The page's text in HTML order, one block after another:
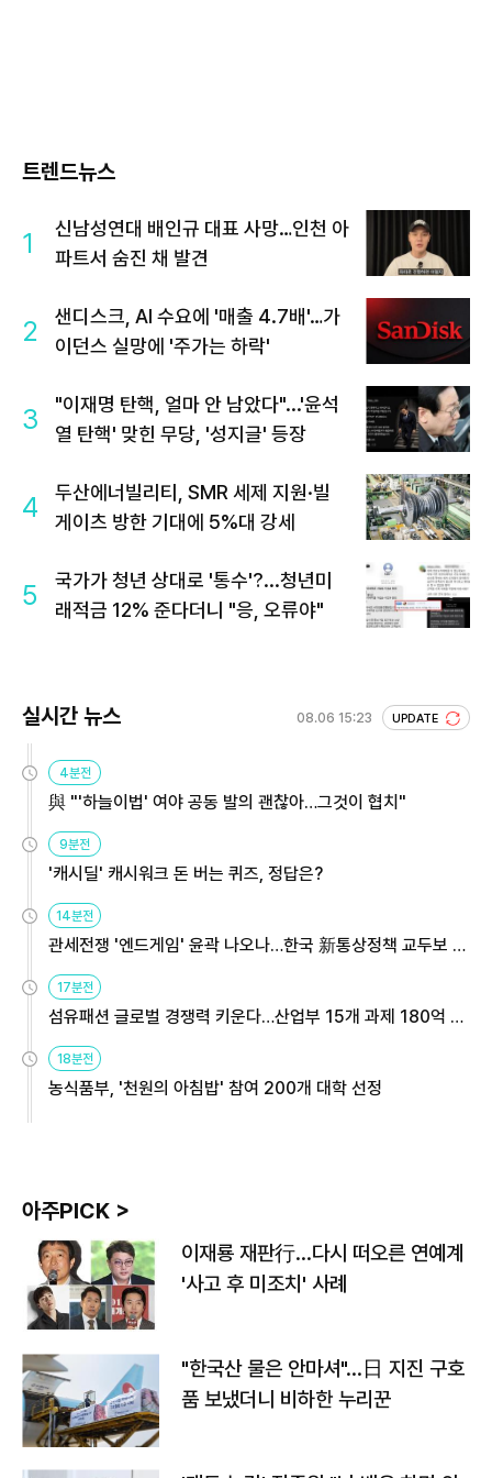
트렌드뉴스
1
신남성연대 배인규 대표 사망…인천 아
파트서 숨진 채 발견
2
샌디스크, AI 수요에 '매출 4.7배'…가
이던스 실망에 '주가는 하락'
3
"이재명 탄핵, 얼마 안 남았다"...'윤석
열 탄핵' 맞힌 무당, '성지글' 등장
4
두산에너빌리티, SMR 세제 지원·빌
게이츠 방한 기대에 5%대 강세
5
국가가 청년 상대로 '통수'?...청년미
래적금 12% 준다더니 "응, 오류야"
실시간 뉴스 08.06 15:23 UPDATE
4분전
與 "'하늘이법' 여야 공동 발의 괜찮아…그것이 협치"
9분전
'캐시딜' 캐시워크 돈 버는 퀴즈, 정답은?
14분전
관세전쟁 '엔드게임' 윤곽 나오나…한국 新통상정책 교두보 활
용해야
17분전
섬유패션 글로벌 경쟁력 키운다…산업부 15개 과제 180억 지
원
18분전
농식품부, '천원의 아침밥' 참여 200개 대학 선정
아주PICK >
이재룡 재판行…다시 떠오른 연예계
'사고 후 미조치' 사례
"한국산 물은 안마셔"…日 지진 구호
품 보냈더니 비하한 누리꾼